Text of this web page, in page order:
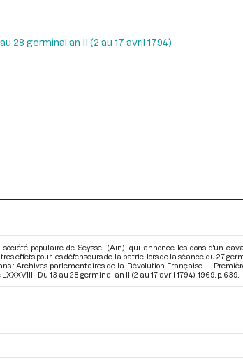
28 germinal an II (2 au 17 avril 1794)
société populaire de Seyssel (Ain), qui annonce les dons d'un
effets pour les défenseurs de la patrie, lors de la séance du 27
: Archives parlementaires de la Révolution Française —
- Du 13 au 28 germinal an II (2 au 17 avril 1794) . 1969. p. 639.